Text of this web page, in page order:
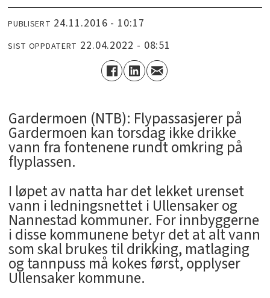
PUBLISERT 24.11.2016 - 10:17
SIST OPPDATERT 22.04.2022 - 08:51
Gardermoen (NTB): Flypassasjerer på
Gardermoen kan torsdag ikke drikke
vann fra fontenene rundt omkring på
flyplassen.
I løpet av natta har det lekket urenset
vann i ledningsnettet i Ullensaker og
Nannestad kommuner. For innbyggerne
i disse kommunene betyr det at alt vann
som skal brukes til drikking, matlaging
og tannpuss må kokes først, opplyser
Ullensaker kommune.